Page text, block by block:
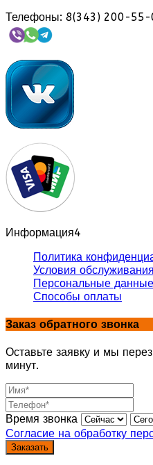
Телефоны: 8(343) 200-
Информация4
Политика
Условия обслуживания
Персональные данные
Способы оплаты
Заказ обратного звонка
Оставьте заявку и мы
минут.
Время звонка
Согласие на обработку
Заказать